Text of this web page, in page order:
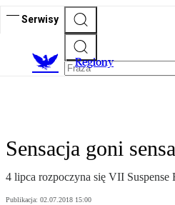
Serwisy
Regiony
Sensacja goni
4 lipca rozpoczyna się VII
Publikacja: 02.07.2018 15:00